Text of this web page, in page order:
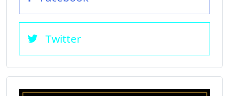
Twitter